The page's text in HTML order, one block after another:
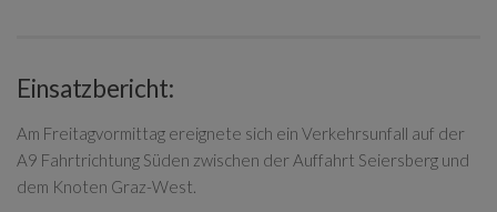
Einsatzbericht:
Am Freitagvormittag ereignete sich ein Verkehrsunfall auf der
A9 Fahrtrichtung Süden zwischen der Auffahrt Seiersberg und
dem Knoten Graz-West.